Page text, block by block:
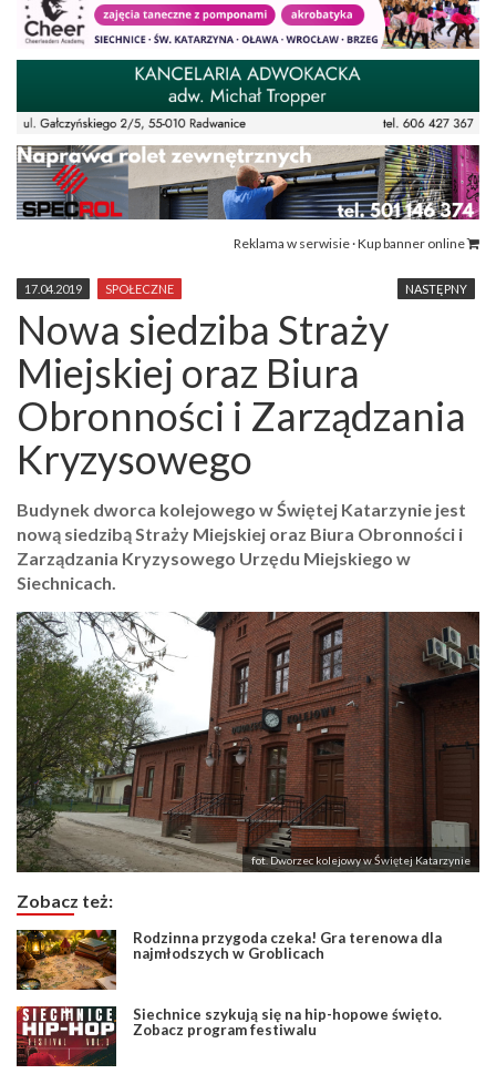
Reklama w serwisie · Kup banner online
NASTĘPNY
17.04.2019 SPOŁECZNE
Nowa siedziba Straży
Miejskiej oraz Biura
Obronności i Zarządzania
Kryzysowego
Budynek dworca kolejowego w Świętej Katarzynie jest
nową siedzibą Straży Miejskiej oraz Biura Obronności i
Zarządzania Kryzysowego Urzędu Miejskiego w
Siechnicach.
fot. Dworzec kolejowy w Świętej Katarzynie
Zobacz też:
Rodzinna przygoda czeka! Gra terenowa dla
najmłodszych w Groblicach
Siechnice szykują się na hip-hopowe święto.
Zobacz program festiwalu